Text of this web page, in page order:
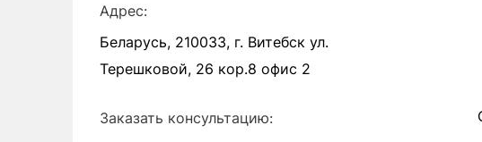
Адрес:
Беларусь, 210033, г. Витебск ул.
Терешковой, 26 кор.8 офис 2
Заказать консультацию: